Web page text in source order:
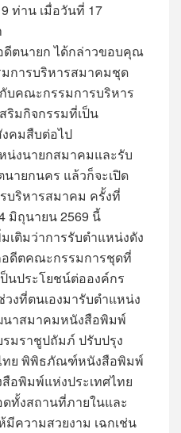
ท่าน เมื่อวันที่ 17
ดีตนายก ได้กล่าวขอบคุณ
การบริหารสมาคมชุด
บคณะกรรมการบริหาร
มกิจกรรมที่เป็น
คมสืบต่อไป
น่งนายกสมาคมและรับ
ายกนคร แล้วก็จะเปิด
บริหารสมาคม ครั้งที่
มิถุนายน 2569 นี้
ติมว่าการรับตำแหน่งดัง
อดีตคณะกรรมการชุดที่
นประโยชน์ต่อองค์กร
งที่ตนเองมารับตำแหน่ง
าสมาคมหนังสือพิมพ์
มราชูปถัมภ์ ปรับปรุง
ย พิพิธภัณฑ์หนังสือพิมพ์
อพิมพ์แห่งประเทศไทย
ทั้งสถานที่ภายในและ
ความสวยงาม เฉกเช่น